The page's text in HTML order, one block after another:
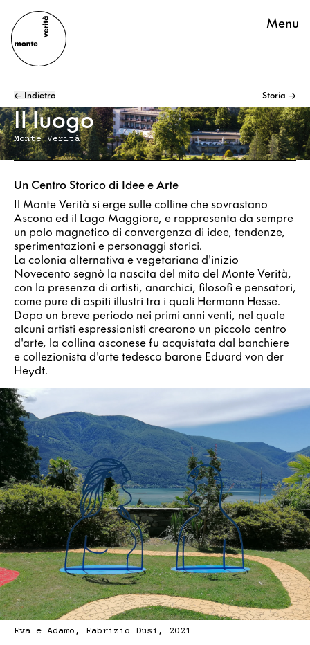
Menu
← Indietro Storia →
Il luogo
Monte Verità
Un Centro Storico di Idee e Arte
Il Monte Verità si erge sulle colline che sovrastano
Ascona ed il Lago Maggiore, e rappresenta da sempre
un polo magnetico di convergenza di idee, tendenze,
sperimentazioni e personaggi storici.
La colonia alternativa e vegetariana d'inizio
Novecento segnò la nascita del mito del Monte Verità,
con la presenza di artisti, anarchici, filosofi e pensatori,
come pure di ospiti illustri tra i quali Hermann Hesse.
Dopo un breve periodo nei primi anni venti, nel quale
alcuni artisti espressionisti crearono un piccolo centro
d'arte, la collina asconese fu acquistata dal banchiere
e collezionista d'arte tedesco barone Eduard von der
Heydt.
Eva e Adamo, Fabrizio Dusi, 2021